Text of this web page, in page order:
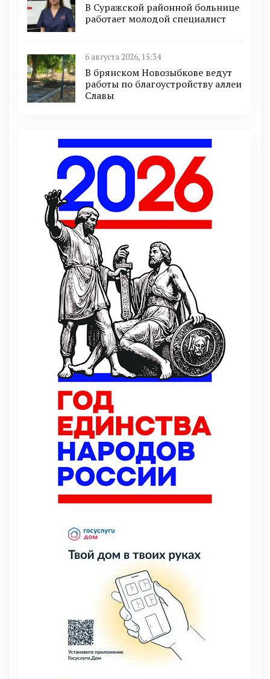
В Суражской районной больнице
работает молодой специалист
6 августа 2026, 15:34
В брянском Новозыбкове ведут
работы по благоустройству аллеи
Славы